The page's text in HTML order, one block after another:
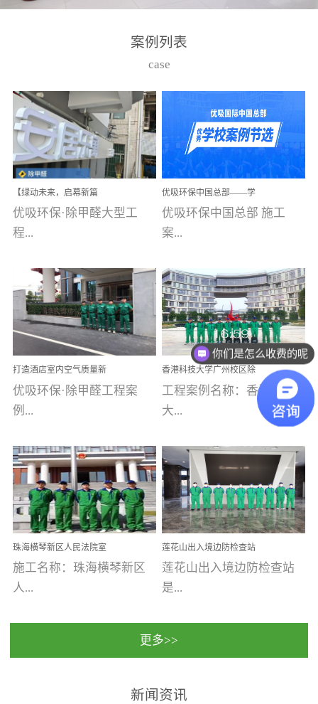
高技能的团队。汇聚了众
取得了多项产品技术专利
和多项国家版权局著作
权，获得高新技术企业称
号。生产优势自主生产自
给自足，优吸公司于2015
在广州番禺区成功建立产
品线生产基地，工厂拥有
自动化生产设备和成熟的
选择源头源材料、严控产
品质量，我们每一批的生
产产品都经过严格的质检
程序；生产车间为优吸总
部和全国分支机构生产光
触媒、净醛王、祛味剂等
优吸系列产品，保质保量
完成生产任务，确保全国
求。资质优势团队优势分
支优势优吸环保是一棵正
茁壮成长的树，只要我们
人人都爱护她、珍惜她、
她将越来越枝繁叶茂，终
将会成为一棵参天大树！
优吸环保截止2020年拥有
全国600家网点分支机构。
案例列表
case
【绿动未来，启幕新篇
章】优吸环保中标深圳安
居乐寓，超大型工装室内
空气治理项目顺利启航，
优吸环保·除甲醛大型工
程...
案例【深圳安居乐寓】室
内空气治理项目深圳安居
乐寓 深圳市安居乐寓
为深圳安居集团旗下城...
优吸环保中国总部——学
校施工案例(节选)
优吸环保中国总部 施工
案...
例(学校工装节选)广州南沙
小学(珠江湾校区)项目地
址：广州市南沙区海滨路
南沙珠江湾江门市蓬江区
禾...
打造酒店室内空气质量新
标杆——优吸环保·标杆之
作：东莞美豪雅致酒店室
内空气治理工程纪实
优吸环保·除甲醛工程案
例...
【东莞美豪雅致酒店】室
内空气治理项目东莞美豪
雅致酒店 东莞美豪雅
致酒店是为中高端人士...
香港科技大学广州校区除
甲醛项目圆满完成
工程案例名称：香港科技
大...
学广州校区室内空气治
理 工程案例地址：广
州南沙区·香港科技大学(广
州)校区 工程案...
珠海横琴新区人民法院室
内除甲醛空气治理项目
施工名称：珠海横琴新区
人...
民法院室内除甲醛空气治
保施工日期：2020年1月珠
莲花山出入境边防检查站
室内除甲醛空气治理项目
莲花山出入境边防检查站
是...
国家通过设在对外开放口
（及各出入境边防检查
更多>>
新闻资讯
你们是怎么收费的呢